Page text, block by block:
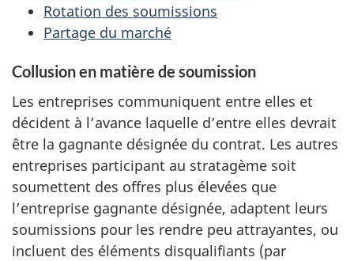
Rotation des soumissions
Partage du marché
Collusion en matière de soumission
Les entreprises communiquent entre elles et
décident à l’avance laquelle d’entre elles devrait
être la gagnante désignée du contrat. Les autres
entreprises participant au stratagème soit
soumettent des offres plus élevées que
l’entreprise gagnante désignée, adaptent leurs
soumissions pour les rendre peu attrayantes, ou
incluent des éléments disqualifiants (par